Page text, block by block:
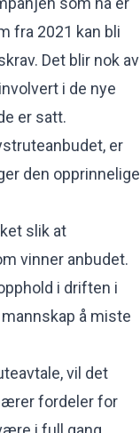
fra 2021 kan bli
Det blir nok av
i de nye
er satt.
er
den opprinnelige
slik at
vinner anbudet.
i driften i
å miste
vil det
fordeler for